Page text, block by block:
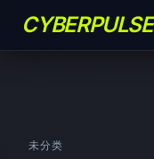
CYBERPULSE
未分类